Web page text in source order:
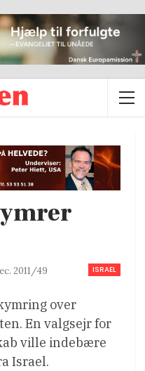
ISRAEL
2011/49
over
En valgsejr for
ville indebære
Israel.